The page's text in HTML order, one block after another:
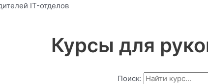
IT-отделов
Курсы для
Поиск: